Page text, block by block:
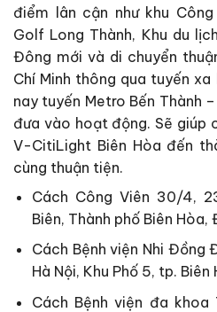
điểm lân cận như khu
Golf Long Thành, Khu du
Đông mới và di chuyển
Chí Minh thông qua tuyến
nay tuyến Metro Bến Thành
đưa vào hoạt động. Sẽ giúp
V-CitiLight Biên Hòa đến
cùng thuận tiện.
Cách Công Viên 30/4,
Biên, Thành phố Biên Hòa,
Cách Bệnh viện Nhi Đồng
Hà Nội, Khu Phố 5, tp.
Cách Bệnh viện đa khoa